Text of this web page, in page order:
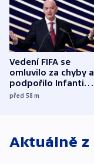
Vedení FIFA se
omluvilo za chyby a
podpořilo Infantina.
UEFA trvá na
před 58m
Aktuálně